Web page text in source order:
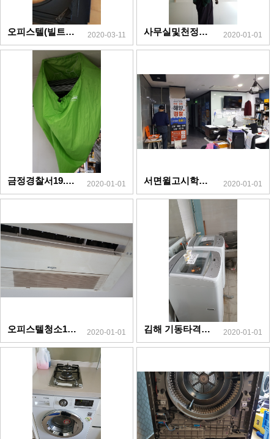
오피스텔(빌트인,액자형벽걸이,입주청소) 2020-03-11 사무실및천정형4way청소19.12.9 2020-01-01
금정경찰서19.11.16 2020-01-01 서면윌고시학원19.11.30 2020-01-01
오피스텔청소19.11.6 2020-01-01 김해 기동타격대19.11.1 2020-01-01